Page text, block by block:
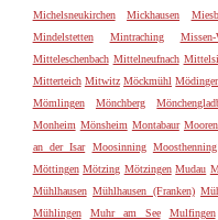
Michelsneukirchen
Mickhausen
Mindelstetten
Mintraching
Mitteleschenbach Mittelneufnach
Mitterteich Mitwitz Möckmühl
Mömlingen
Mönchberg
Monheim Mönsheim Montabaur
an der Isar
Moosinning Moosthenning
Möttingen Mötzing Mötzingen Mudau
Mühlhausen Mühlhausen (Franken)
Mühlingen
Muhr am See Mulfingen